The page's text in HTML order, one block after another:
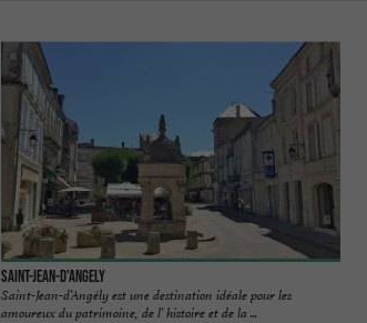
Saint-Jean-d'Angely
Saint-Jean-d’Angély est une destination idéale pour les
amoureux du patrimoine, de l’ histoire et de la ...